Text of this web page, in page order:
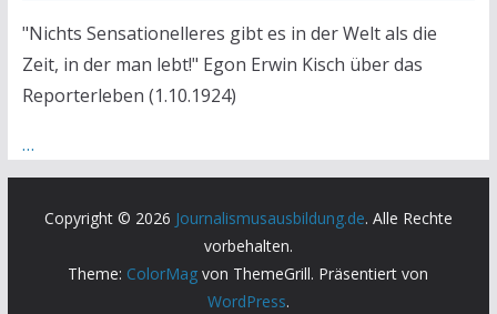
"Nichts Sensationelleres gibt es in der Welt als die
Zeit, in der man lebt!" Egon Erwin Kisch über das
Reporterleben (1.10.1924)
…
Copyright © 2026 Journalismusausbildung.de. Alle Rechte
vorbehalten.
Theme: ColorMag von ThemeGrill. Präsentiert von
WordPress.